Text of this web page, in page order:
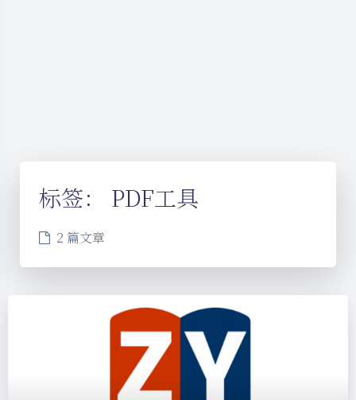
标签： PDF工具
2 篇文章